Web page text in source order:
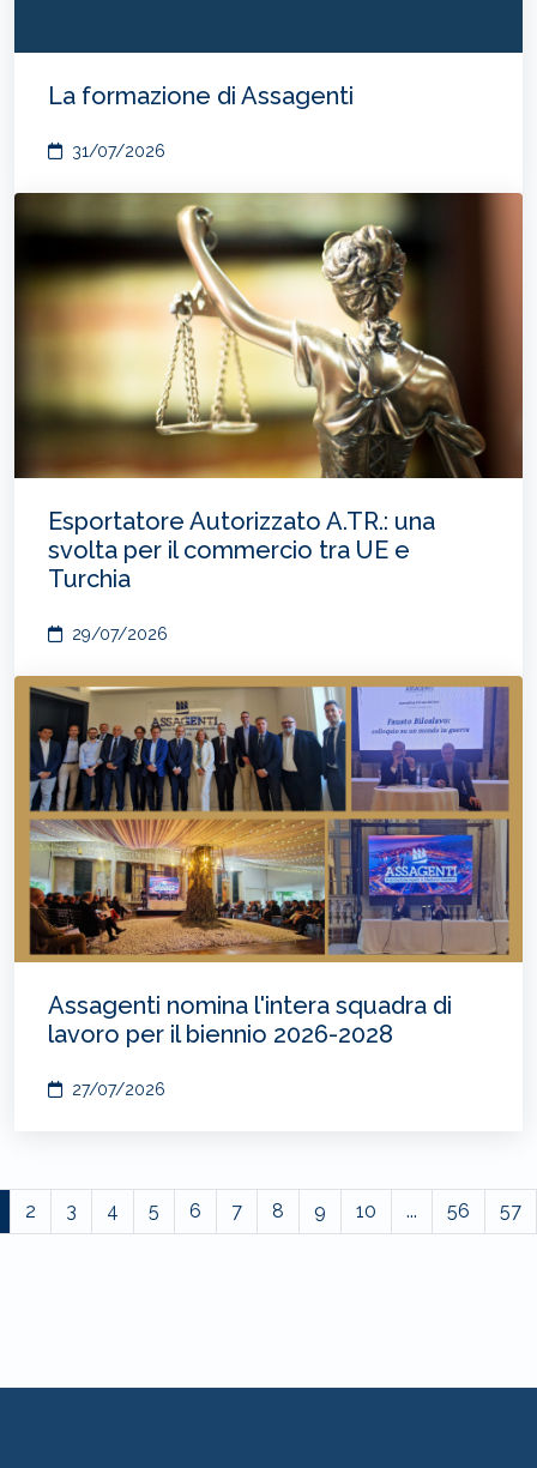
La formazione di Assagenti
31/07/2026
Esportatore Autorizzato A.TR.: una
svolta per il commercio tra UE e
Turchia
29/07/2026
Assagenti nomina l'intera squadra di
lavoro per il biennio 2026-2028
27/07/2026
2 3 4 5 6 7 8 9 10 ... 56 57